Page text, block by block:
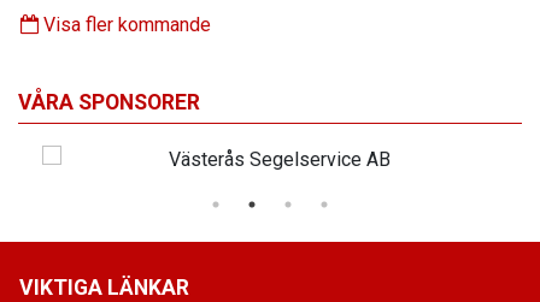
Visa fler kommande
VÅRA SPONSORER
VIKTIGA LÄNKAR